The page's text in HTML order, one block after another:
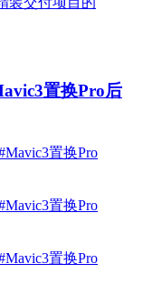
置换Pro后